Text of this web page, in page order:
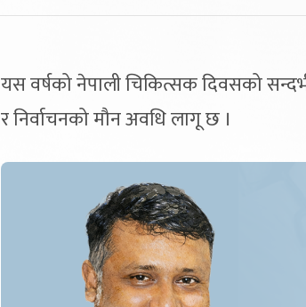
यस वर्षको नेपाली चिकित्सक दिवसको
र निर्वाचनको मौन अवधि लागू छ ।